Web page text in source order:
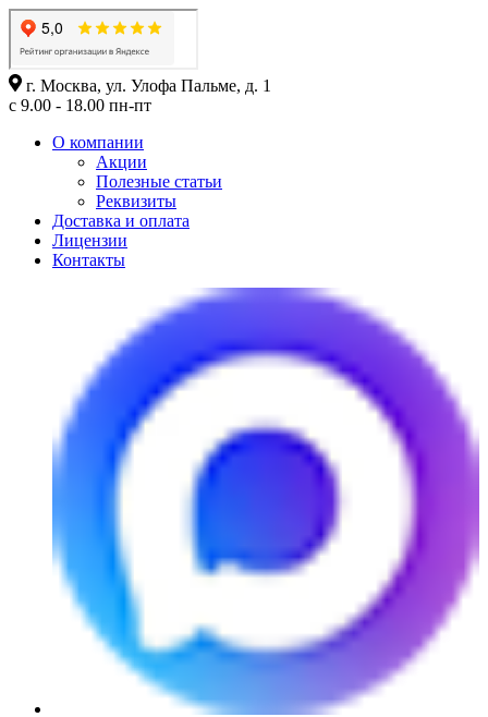
г. Москва, ул. Улофа Пальме, д. 1
с 9.00 - 18.00 пн-пт
О компании
Акции
Полезные статьи
Реквизиты
Доставка и оплата
Лицензии
Контакты